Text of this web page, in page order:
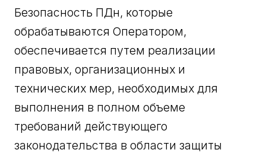
Безопасность ПДн, которые
обрабатываются Оператором,
обеспечивается путем реализации
правовых, организационных и
технических мер, необходимых для
выполнения в полном объеме
требований действующего
законодательства в области защиты